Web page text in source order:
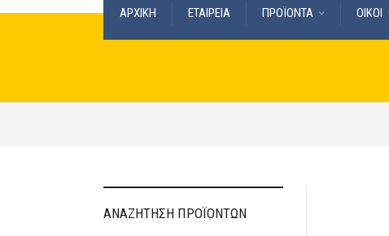
ΑΡΧΙΚΗ ΕΤΑΙΡΕΙΑ ΠΡΟΪΟΝΤΑ OIKOI
ΑΝΑΖΗΤΗΣΗ ΠΡΟΪΟΝΤΩΝ